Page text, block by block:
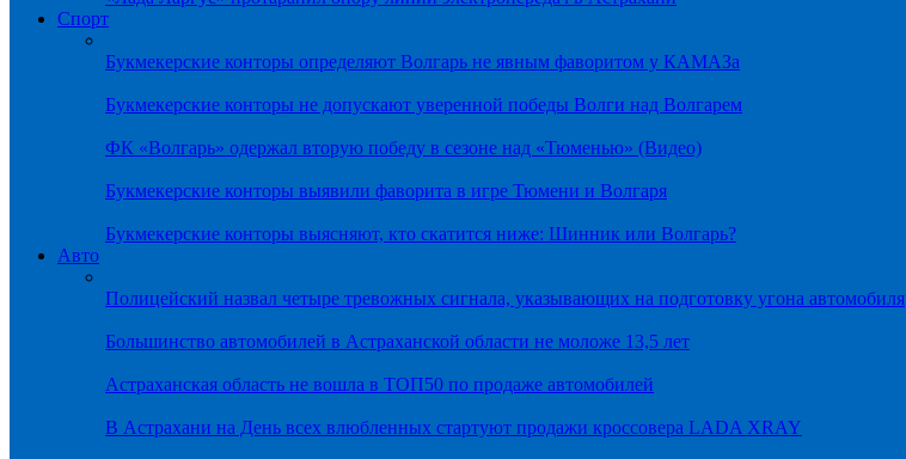
Спорт
Букмекерские конторы определяют Волгарь не явным фаворитом у КАМАЗа
Букмекерские конторы не допускают уверенной победы Волги над Волгарем
ФК «Волгарь» одержал вторую победу в сезоне над «Тюменью» (Видео)
Букмекерские конторы выявили фаворита в игре Тюмени и Волгаря
Букмекерские конторы выясняют, кто скатится ниже: Шинник или Волгарь?
Авто
Полицейский назвал четыре тревожных сигнала, указывающих на подготовку угона автомобиля
Большинство автомобилей в Астраханской области не моложе 13,5 лет
Астраханская область не вошла в ТОП50 по продаже автомобилей
В Астрахани на День всех влюбленных стартуют продажи кроссовера LADA XRAY